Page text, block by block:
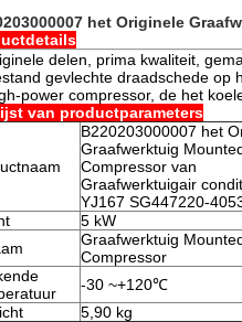
het Originele
delen, prima kwaliteit,
gevlechte draadschede op
power compressor, de het
van productparameters
B220203000007 het
Graafwerktuig
Compressor van
Graafwerktuigair
YJ167 SG447220-
5 kW
Graafwerktuig
Compressor
-30 ~+120℃
5,90 kg